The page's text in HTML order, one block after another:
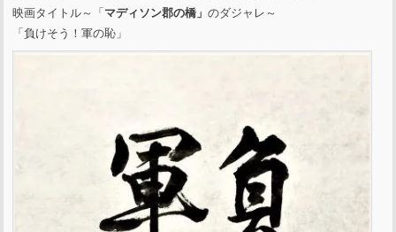
映画タイトル～「 マディソン郡の橋」のダジャレ～
「負けそう！軍の恥」